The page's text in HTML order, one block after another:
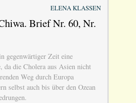
ELENA KLASSEN
Brief Nr. 60, Nr.
gegenwärtiger Zeit eine
da die Cholera aus Asien nicht
Weg durch Europa
selbst auch bis über den Ozean